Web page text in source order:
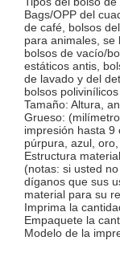
Bags/OPP del
de café, bolsos
para animales, se
bolsos de vacío/
estáticos antis,
de lavado y del
bolsos
Tamaño: Altura,
Grueso:
impresión hasta 9
púrpura, azul,
Estructura
(notas: si usted
díganos que sus
material para su
Imprima la
Empaquete la
Modelo de la